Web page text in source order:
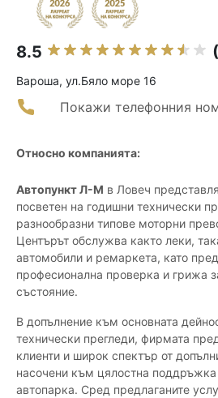
8.5
Вароша, ул.Бяло море 16
Покажи телефонния
Относно компанията:
Автопункт Л-М в Ловеч
посветен на годишни технически
разнообразни типове моторни
Центърът обслужва както леки,
автомобили и ремаркета, като
професионална проверка и грижа
състояние.
В допълнение към основната
технически прегледи, фирмата
клиенти и широк спектър от
насочени към цялостна
автопарка. Сред предлаганите